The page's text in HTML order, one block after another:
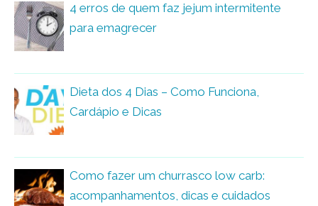
4 erros de quem faz jejum intermitente
para emagrecer
Dieta dos 4 Dias – Como Funciona,
Cardápio e Dicas
Como fazer um churrasco low carb:
acompanhamentos, dicas e cuidados